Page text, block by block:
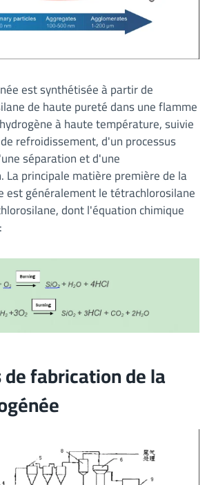
est synthétisée à partir de
de haute pureté dans une flamme
à haute température, suivie
refroidissement, d'un processus
séparation et d'une
La principale matière première de la
est généralement le tétrachlorosilane
dont l'équation chimique
fabrication de la